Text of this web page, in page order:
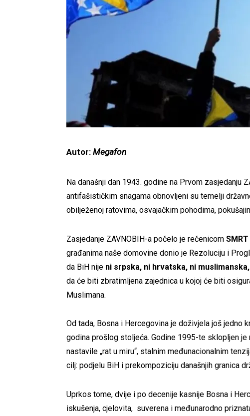
Autor: Megafon
Na današnji dan 1943. godine na Prvom zasjedanju
antifašističkim snagama obnovljeni su temelji
obilježenoj ratovima, osvajačkim pohodima,
Zasjedanje ZAVNOBIH-a počelo je rečenicom
građanima naše domovine donio je Rezoluciju i
da BiH nije ni srpska, ni hrvatska, ni
da će biti zbratimljena zajednica u kojoj će biti
Muslimana.
Od tada, Bosna i Hercegovina je doživjela još jedno
godina prošlog stoljeća. Godine 1995-te sklopljen
nastavile „rat u miru“, stalnim međunacionalnim
cilj: podjelu BiH i prekompoziciju današnjih granica
Uprkos tome, dvije i po decenije kasnije Bosna i
iskušenja, cjelovita, suverena i međunarodno